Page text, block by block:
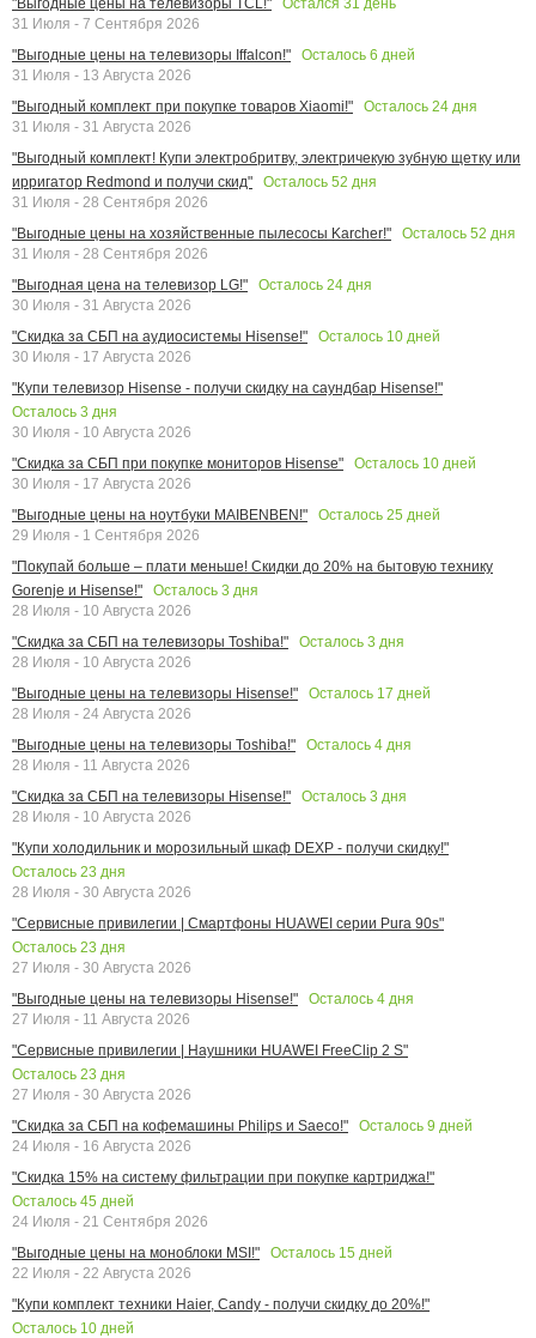
31 Июля - 7 Сентября 2026
"Выгодные цены на телевизоры Iffalcon!"
Осталось 6 дней
31 Июля - 13 Августа 2026
"Выгодный комплект при покупке товаров Xiaomi!"
Осталось 24 дня
31 Июля - 31 Августа 2026
"Выгодный комплект! Купи электробритву, электричекую зубную щетку или
ирригатор Redmond и получи скид"
Осталось 52 дня
31 Июля - 28 Сентября 2026
"Выгодные цены на хозяйственные пылесосы Karcher!"
Осталось 52 дня
31 Июля - 28 Сентября 2026
"Выгодная цена на телевизор LG!"
Осталось 24 дня
30 Июля - 31 Августа 2026
"Скидка за СБП на аудиосистемы Hisense!"
Осталось 10 дней
30 Июля - 17 Августа 2026
"Купи телевизор Hisense - получи скидку на саундбар Hisense!"
Осталось 3 дня
30 Июля - 10 Августа 2026
"Скидка за СБП при покупке мониторов Hisense"
Осталось 10 дней
30 Июля - 17 Августа 2026
"Выгодные цены на ноутбуки MAIBENBEN!"
Осталось 25 дней
29 Июля - 1 Сентября 2026
"Покупай больше – плати меньше! Скидки до 20% на бытовую технику
Gorenje и Hisense!"
Осталось 3 дня
28 Июля - 10 Августа 2026
"Скидка за СБП на телевизоры Toshiba!"
Осталось 3 дня
28 Июля - 10 Августа 2026
"Выгодные цены на телевизоры Hisense!"
Осталось 17 дней
28 Июля - 24 Августа 2026
"Выгодные цены на телевизоры Toshiba!"
Осталось 4 дня
28 Июля - 11 Августа 2026
"Скидка за СБП на телевизоры Hisense!"
Осталось 3 дня
28 Июля - 10 Августа 2026
"Купи холодильник и морозильный шкаф DEXP - получи скидку!"
Осталось 23 дня
28 Июля - 30 Августа 2026
"Сервисные привилегии | Смартфоны HUAWEI серии Pura 90s"
Осталось 23 дня
27 Июля - 30 Августа 2026
"Выгодные цены на телевизоры Hisense!"
Осталось 4 дня
27 Июля - 11 Августа 2026
"Сервисные привилегии | Наушники HUAWEI FreeClip 2 S"
Осталось 23 дня
27 Июля - 30 Августа 2026
"Скидка за СБП на кофемашины Philips и Saeco!"
Осталось 9 дней
24 Июля - 16 Августа 2026
"Скидка 15% на систему фильтрации при покупке картриджа!"
Осталось 45 дней
24 Июля - 21 Сентября 2026
"Выгодные цены на моноблоки MSI!"
Осталось 15 дней
22 Июля - 22 Августа 2026
"Купи комплект техники Haier, Candy - получи скидку до 20%!"
Осталось 10 дней